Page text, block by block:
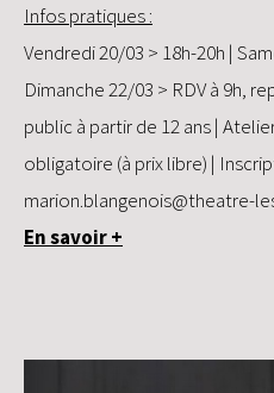
Infos pratiques :
Vendredi 20/03 > 18h-20h |
Dimanche 22/03 > RDV à 9h,
public à partir de 12 ans |
obligatoire (à prix libre) |
marion.blangenois@theatre-
En savoir +